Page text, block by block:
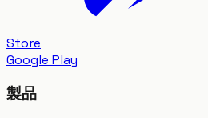
Store
Google Play
製品